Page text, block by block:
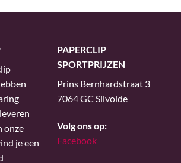
onze
je een
PAPERCLIP
SPORTPRIJZEN
Prins Bernhardstraat 3
7064 GC Silvolde
Volg ons op:
Facebook